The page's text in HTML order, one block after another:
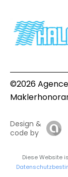
©2026
Design &
code by
Diese Website